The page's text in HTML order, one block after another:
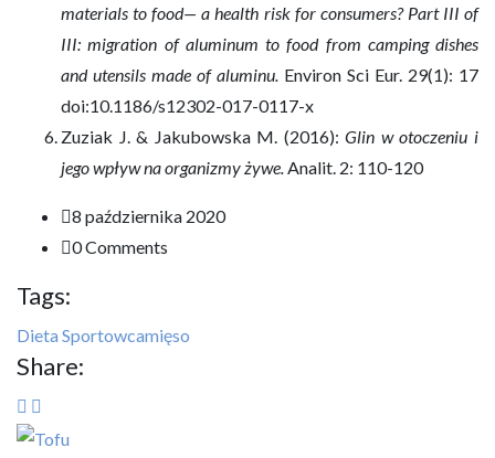
materials to food— a health risk for consumers? Part III of
III: migration of aluminum to food from camping dishes
and utensils made of aluminu. Environ Sci Eur. 29(1): 17
doi:10.1186/s12302-017-0117-x
Zuziak J. & Jakubowska M. (2016):Glin w otoczeniu i
jego wpływ na organizmy żywe. Analit. 2: 110-120
8 października 2020
0 Comments
Tags:
Dieta Sportowcamięso
Share: